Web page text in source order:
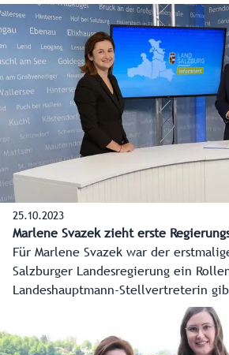
in Salzburg konnten der BORG
Cantophonics vom Borromäum und
Salzburger Dom ihr Können vor
nochmals unter Beweis stellen.
25.10.2023
Marlene Svazek zieht erste
Für Marlene Svazek war der
Salzburger Landesregierung ein
Landeshauptmann-Stellvertreterin
einen Einblick, wie sie die
künftig angehen will und was in den
Regierungszeit schon gelungen ist.